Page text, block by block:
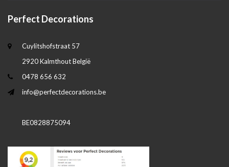
Perfect Decorations
Cuylitshofstraat 57
2920 Kalmthout België
0478 656 632
info@perfectdecorations.be
BE0828875094